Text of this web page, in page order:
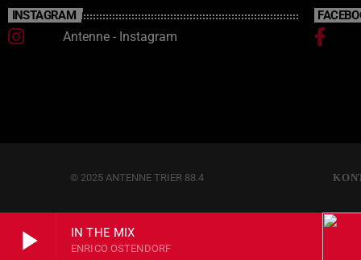
play_arrow IN THE MIX
ENRICO OSTENDORF
INSTAGRAM
Antenne - Instagram
© 2025 ANTENNE TRIER 88.4